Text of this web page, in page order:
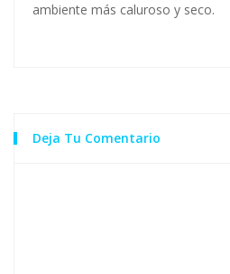
ambiente más caluroso y seco.
Deja Tu Comentario